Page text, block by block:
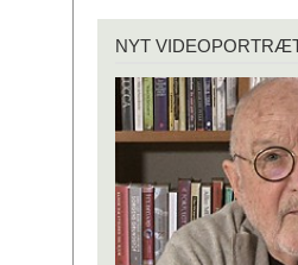
videoportræt
NYT